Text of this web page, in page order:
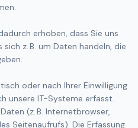
erhoben, dass Sie uns
z. B. um Daten handeln, die
oder nach Ihrer Einwilligung
unsere IT-Systeme erfasst.
(z. B. Internetbrowser,
Seitenaufrufs). Die Erfassung